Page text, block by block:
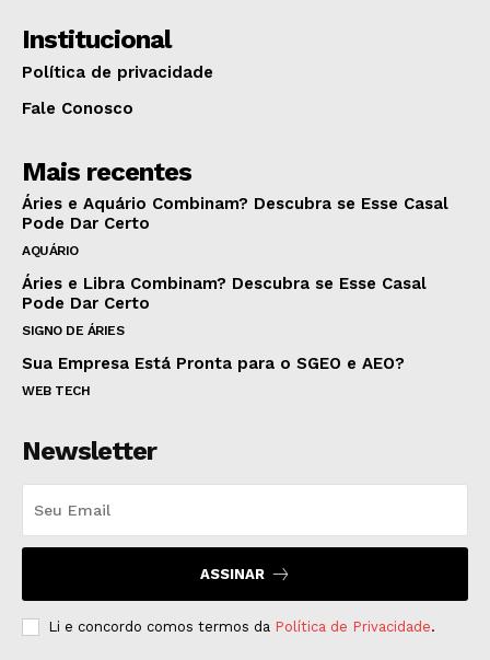
Institucional
Política de privacidade
Fale Conosco
Mais recentes
Áries e Aquário Combinam? Descubra se Esse Casal
Pode Dar Certo
AQUÁRIO
Áries e Libra Combinam? Descubra se Esse Casal
Pode Dar Certo
SIGNO DE ÁRIES
Sua Empresa Está Pronta para o SGEO e AEO?
WEB TECH
Newsletter
ASSINAR
Li e concordo comos termos da Política de Privacidade.